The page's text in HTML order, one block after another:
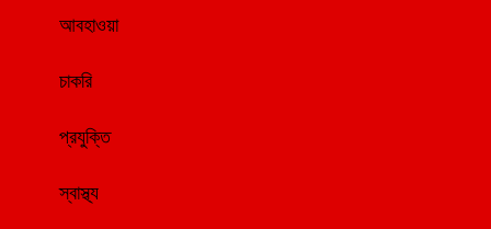
আবহাওয়া
চাকরি
প্রযুক্তি
স্বাস্থ্য